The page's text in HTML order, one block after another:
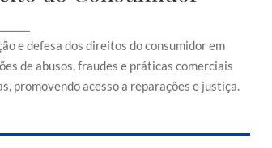
e defesa dos direitos do consumidor em
de abusos, fraudes e práticas comerciais
promovendo acesso a reparações e justiça.
comerciais injustas, promovendo acesso a